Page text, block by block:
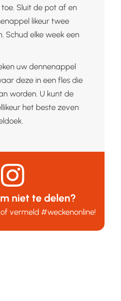
Sluit de pot af en
likeur twee
Schud elke week een
uw dennenappel
deze in een fles die
worden. U kunt de
het beste zeven
niet te delen?
of vermeld#weckenonline!